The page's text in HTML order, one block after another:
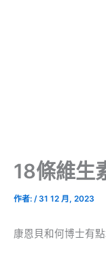
18條維生
作者: /31 12 月, 2023
康恩貝和何博士有